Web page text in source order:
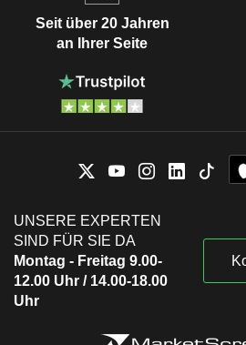
Seit über 20 Jahren
an Ihrer Seite
UNSERE EXPERTEN
SIND FÜR SIE DA
Montag - Freitag 9.00-
12.00 Uhr / 14.00-18.00
Uhr